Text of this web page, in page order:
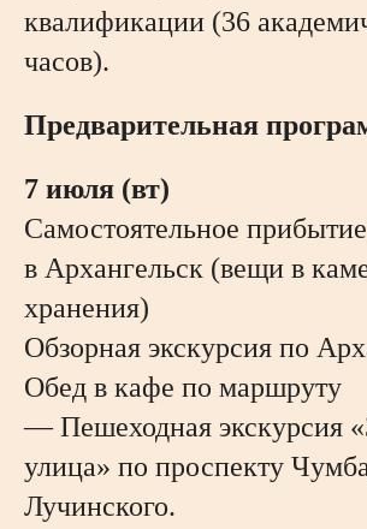
квалификации (36
часов).
Предварительная
7 июля (вт)
Самостоятельное
в Архангельск (вещи в
хранения)
Обзорная экскурсия по
Обед в кафе по маршруту
— Пешеходная экскурсия
улица» по проспекту
Лучинского.